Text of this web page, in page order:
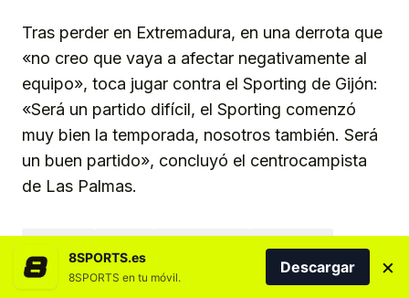
Tras perder en Extremadura, en una derrota que
«no creo que vaya a afectar negativamente al
equipo», toca jugar contra el Sporting de Gijón:
«Será un partido difícil, el Sporting comenzó
muy bien la temporada, nosotros también. Será
un buen partido», concluyó el centrocampista
de Las Palmas.
UD LAS PALMAS
8SPORTS.es
8SPORTS en tu móvil.
Descargar ×